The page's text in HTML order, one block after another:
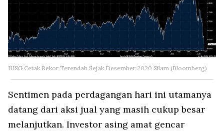
IHSG Cetak Rekor Terendah Sejak Desember 2020 Silam (Bloomberg)
Sentimen pada perdagangan hari ini utamanya
datang dari aksi jual yang masih cukup besar
melanjutkan. Investor asing amat gencar